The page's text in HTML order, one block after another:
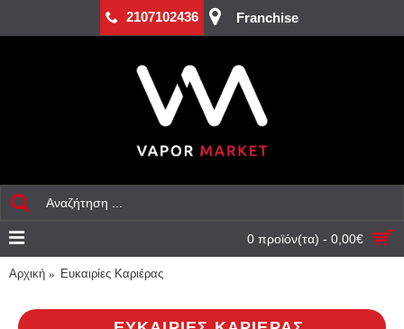
2107102436 Franchise
0 προϊόν(τα) - 0,00€
Αρχική Ευκαιρίες Καριέρας